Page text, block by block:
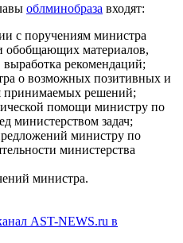
облминобраза входят:
с поручениям министра
обобщающих материалов,
рекомендаций;
о возможных позитивных и
принимаемых решений;
помощи министру по
министерством задач;
министру по
министерства
министра.
AST-NEWS.ru в